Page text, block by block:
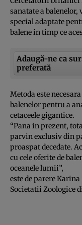
sanatate a
special adaptate
balene in timp ce
Adaugă-ne ca
preferată
Metoda este
balenelor pentru a
cetaceele gigantice.
“Pana in prezent,
parvin exclusiv din
proaspat decedate.
cu cele oferite de
oceanele lumii”,
este de parere
Societatii Zoologice